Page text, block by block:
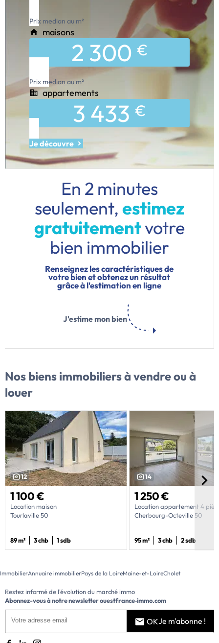
Prix median au m²
maisons
2 300 €
Prix median au m²
appartements
3 433 €
Je découvre
En 2 minutes
seulement, estimez
gratuitementvotre
bien immobilier
Renseignez les caractéristiques de
votre bien et obtenez un résultat
grâce à l'estimation en ligne
J'estime mon bien
Nos biens immobiliersà vendre ou à
louer
12
1 100 €
Location maison
Tourlaville 50
89 m² 3 chb 1 sdb
14
1 250 €
Location appartement 4
Cherbourg-Octeville 50
95 m² 3 chb 2 sdb
ImmobilierAnnuaire immobilierPays de la LoireMaine-et-LoireCholet
Restez informé de l'évolution du marché immo
Abonnez-vous à notre newsletterouestfrance‑immo.com
OKJe m'abonne !